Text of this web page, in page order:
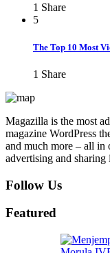
1 Share
5
The Top 10 Most
1 Share
Magazilla is the most
magazine WordPress
and much more – all in
advertising and sharing
Follow Us
Featured